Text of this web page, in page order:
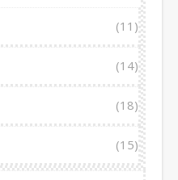
(11)
(14)
(18)
(15)